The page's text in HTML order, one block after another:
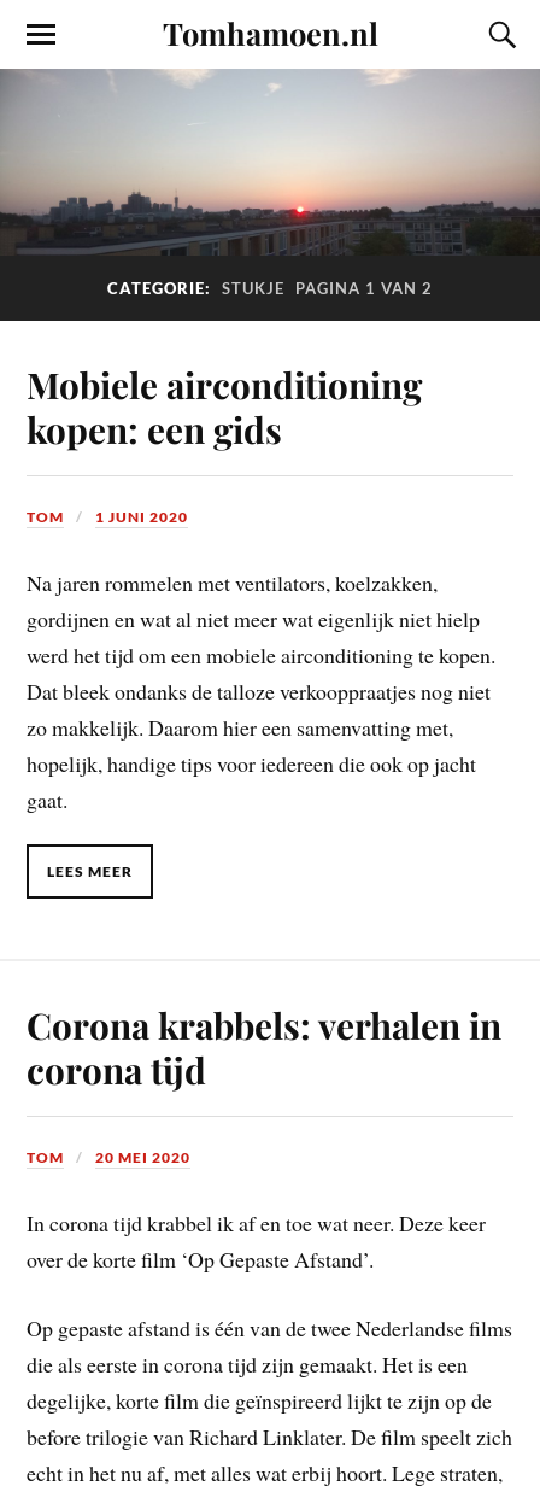
Tomhamoen.nl
CATEGORIE: STUKJE PAGINA 1 VAN 2
Mobiele airconditioning
kopen: een gids
TOM 1 JUNI 2020
Na jaren rommelen met ventilators, koelzakken,
gordijnen en wat al niet meer wat eigenlijk niet hielp
werd het tijd om een mobiele airconditioning te kopen.
Dat bleek ondanks de talloze verkooppraatjes nog niet
zo makkelijk. Daarom hier een samenvatting met,
hopelijk, handige tips voor iedereen die ook op jacht
gaat.
LEES MEER
Corona krabbels: verhalen in
corona tijd
TOM 20 MEI 2020
In corona tijd krabbel ik af en toe wat neer. Deze keer
over de korte film ‘Op Gepaste Afstand’.
Op gepaste afstand is één van de twee Nederlandse films
die als eerste in corona tijd zijn gemaakt. Het is een
degelijke, korte film die geïnspireerd lijkt te zijn op de
before trilogie van Richard Linklater. De film speelt zich
echt in het nu af, met alles wat erbij hoort. Lege straten,